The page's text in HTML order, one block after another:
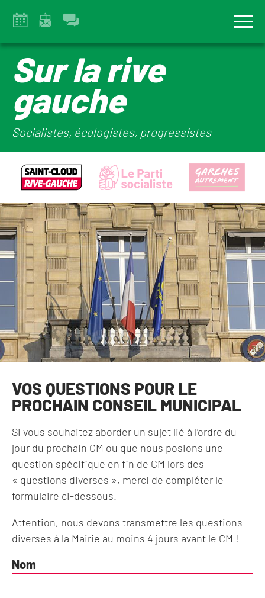
Sur la rive
gauche
Socialistes, écologistes, progressistes
VOS QUESTIONS POUR LE
PROCHAIN CONSEIL MUNICIPAL
Si vous souhaitez aborder un sujet lié à l’ordre du
jour du prochain CM ou que nous posions une
question spécifique en fin de CM lors des
« questions diverses », merci de compléter le
formulaire ci-dessous.
Attention, nous devons transmettre les questions
diverses à la Mairie au moins 4 jours avant le CM !
Conseil
Nom